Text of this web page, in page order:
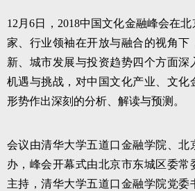
12月6日，2018中国文化金融峰会在
家、行业领袖在开放与融合的视角下
新、城市发展与投资趋势四个方面深
机遇与挑战，对中国文化产业、文化
形势作出深刻的分析、解读与预测。
会议由清华大学五道口金融学院、北
办，峰会开幕式由北京市东城区委常
主持，清华大学五道口金融学院党委